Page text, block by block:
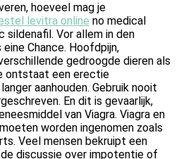
hoeveel mag je
levitra online no medical
sildenafil. Vor allem in den
Chance. Hoofdpijn,
gedroogde dieren als
ontstaat een erectie
aanhouden. Gebruik nooit
En dit is gevaarlijk,
van Viagra. Viagra en
worden ingenomen zoals
Veel mensen bekruipt een
discussie over impotentie of